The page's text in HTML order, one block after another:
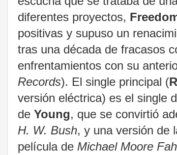
diferentes proyectos,
positivas y supuso un
tras una década de fracasos
enfrentamientos con su
Records). El single principal (
versión eléctrica) es el single
de Young, que se convirtió
H. W. Bush, y una versión de
película de Michael Moore